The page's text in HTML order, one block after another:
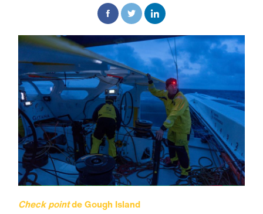
Check pointde Gough Island